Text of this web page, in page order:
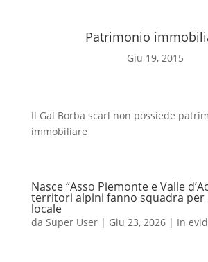
Patrimonio
Giu 19, 2015
Il Gal Borba scarl non possiede
immobiliare
Nasce “Asso Piemonte e Valle
territori alpini fanno squadra per
locale
da Super User| Giu 23, 2026| In